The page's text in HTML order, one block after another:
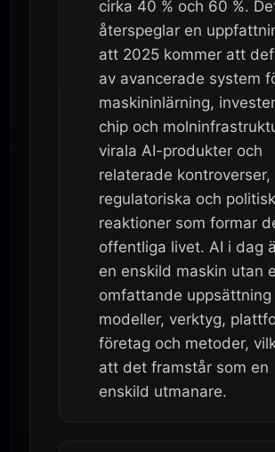
cirka 40 % och 60 %.
återspeglar en
att 2025 kommer att
av avancerade system
maskininlärning,
chip och
virala AI-produkter och
relaterade kontroverser,
regulatoriska och
reaktioner som formar
offentliga livet. AI i dag
en enskild maskin utan
omfattande uppsättning
modeller, verktyg,
företag och metoder,
att det framstår som en
enskild utmanare.